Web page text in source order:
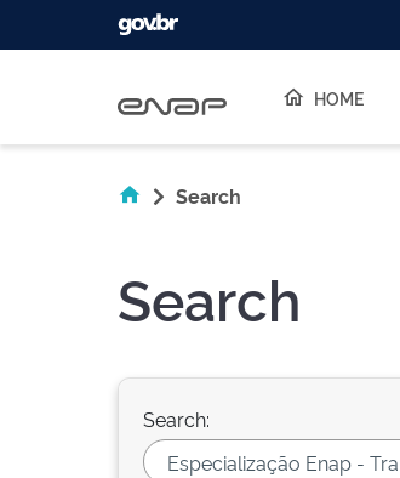
HOME
Search
Search
Search: